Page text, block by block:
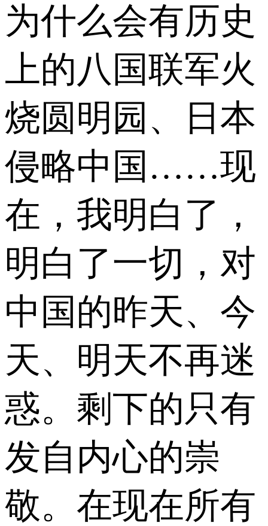
为什么会有历史
上的八国联军火
烧圆明园、日本
侵略中国……现
在，我明白了，
明白了一切，对
中国的昨天、今
天、明天不再迷
惑。剩下的只有
发自内心的崇
敬。在现在所有